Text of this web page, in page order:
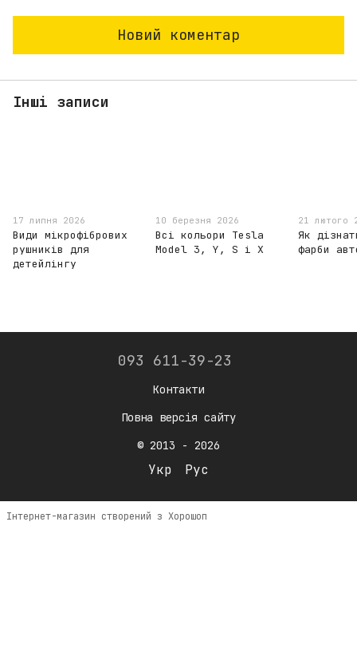
Новий коментар
Інші записи
17 липня 2026
Види мікрофібрових
рушників для
детейлінгу
10 березня 2026
Всі кольори Tesla
Model 3, Y, S і X
21 лютого
Як
фарби
093 611-39-23
Контакти
Повна версія сайту
© 2013 - 2026
Укр Рус
Інтернет-магазин створений з Хорошоп